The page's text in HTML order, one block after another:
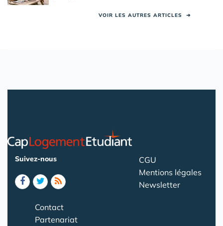
VOIR LES AUTRES ARTICLES ➜
Suivez-nous
CGU
Mentions légales
Newsletter
Contact
Partenariat